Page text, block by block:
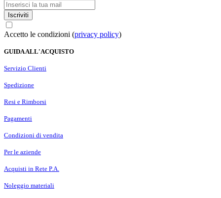
Iscriviti
Accetto le condizioni (privacy policy)
GUIDA ALL'ACQUISTO
Servizio Clienti
Spedizione
Resi e Rimborsi
Pagamenti
Condizioni di vendita
Per le aziende
Acquisti in Rete P.A.
Noleggio materiali